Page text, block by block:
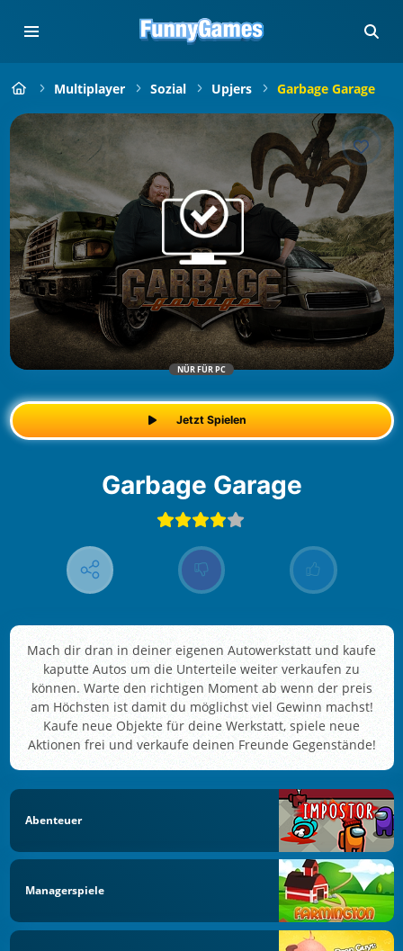
Multiplayer Sozial Upjers Garbage Garage
NÜR FÜR PC
Jetzt Spielen
Garbage Garage
Mach dir dran in deiner eigenen Autowerkstatt und kaufe
kaputte Autos um die Unterteile weiter verkaufen zu
können. Warte den richtigen Moment ab wenn der preis
am Höchsten ist damit du möglichst viel Gewinn machst!
Kaufe neue Objekte für deine Werkstatt, spiele neue
Aktionen frei und verkaufe deinen Freunde Gegenstände!
Abenteuer
Managerspiele